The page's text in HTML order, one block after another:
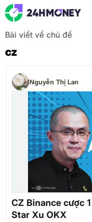
Bài viết về chủ đề
cz
Nguyễn Thị Lan
CZ Binance cược
Star Xu OKX